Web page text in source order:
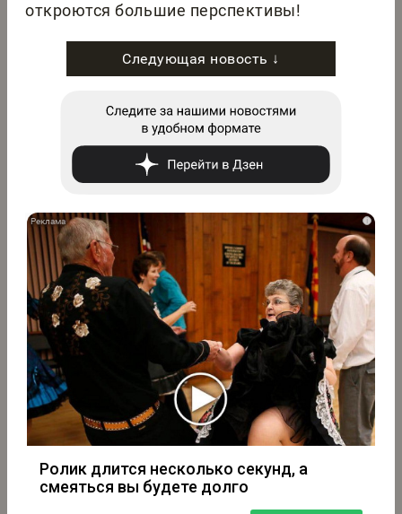
откроются большие перспективы!
Следующая новость ↓
i
Ролик длится несколько секунд, а
смеяться вы будете долго